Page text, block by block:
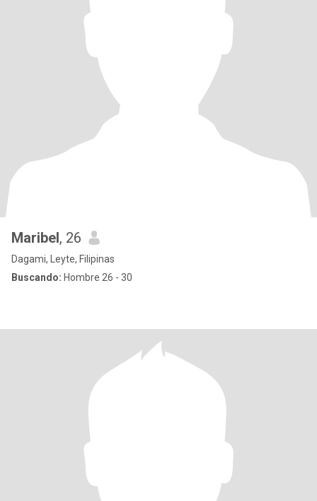
Maribel, 26
Dagami, Leyte, Filipinas
Buscando: Hombre 26 - 30